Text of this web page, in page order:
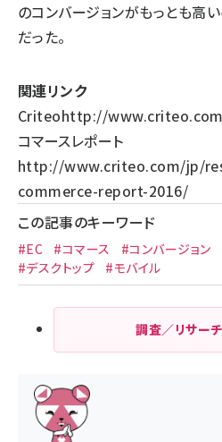
のコンバージョンがもっとも高
だった。
関連リンク
Criteohttp://
コマースレポート
http://www.criteo.com/jp/
commerce-report-2016/
この記事のキーワード
#EC #コマース #コンバージョン
#デスクトップ
#モバイル
調査／リサー